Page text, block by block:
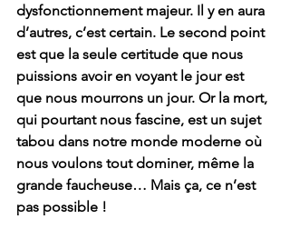
dysfonctionnement majeur. Il y en aura
d’autres, c’est certain. Le second point
est que la seule certitude que nous
puissions avoir en voyant le jour est
que nous mourrons un jour. Or la mort,
qui pourtant nous fascine, est un sujet
tabou dans notre monde moderne où
nous voulons tout dominer, même la
grande faucheuse… Mais ça, ce n’est
pas possible !